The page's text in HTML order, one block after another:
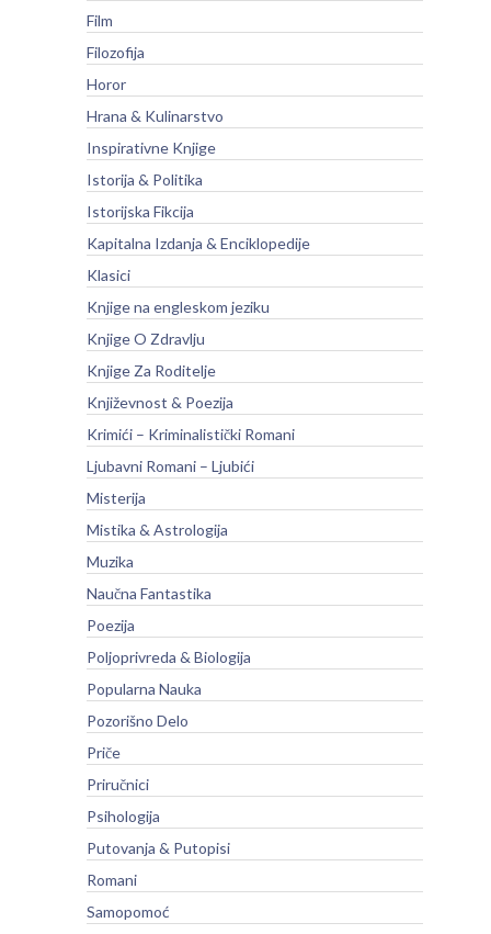
Film
Filozofija
Horor
Hrana & Kulinarstvo
Inspirativne Knjige
Istorija & Politika
Istorijska Fikcija
Kapitalna Izdanja & Enciklopedije
Klasici
Knjige na engleskom jeziku
Knjige O Zdravlju
Knjige Za Roditelje
Književnost & Poezija
Krimići – Kriminalistički Romani
Ljubavni Romani – Ljubići
Misterija
Mistika & Astrologija
Muzika
Naučna Fantastika
Poezija
Poljoprivreda & Biologija
Popularna Nauka
Pozorišno Delo
Priče
Priručnici
Psihologija
Putovanja & Putopisi
Romani
Samopomoć